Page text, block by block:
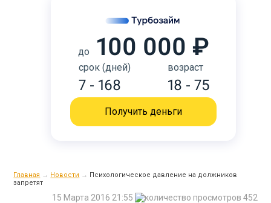
до 100 000 ₽
срок (дней)
7 - 168
возраст
18 - 75
Получить деньги
Главная → Новости → Психологическое давление на должников
запретят
452
15 Марта 2016 21:55